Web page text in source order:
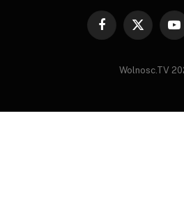
Facebook
X
Wolnosc.TV